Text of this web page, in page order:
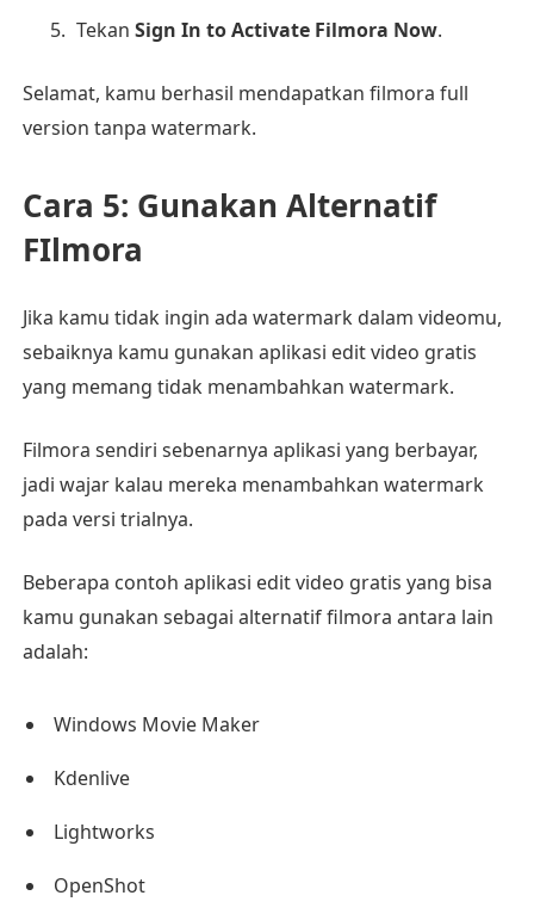
Tekan Sign In to Activate Filmora Now.
Selamat, kamu berhasil mendapatkan filmora full
version tanpa watermark.
Cara 5: Gunakan Alternatif
FIlmora
Jika kamu tidak ingin ada watermark dalam videomu,
sebaiknya kamu gunakan aplikasi edit video gratis
yang memang tidak menambahkan watermark.
Filmora sendiri sebenarnya aplikasi yang berbayar,
jadi wajar kalau mereka menambahkan watermark
pada versi trialnya.
Beberapa contoh aplikasi edit video gratis yang bisa
kamu gunakan sebagai alternatif filmora antara lain
adalah:
Windows Movie Maker
Kdenlive
Lightworks
OpenShot